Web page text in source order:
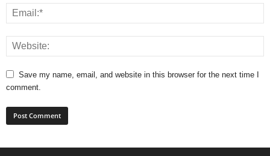
Save my name, email, and website in this browser for the next time I
comment.